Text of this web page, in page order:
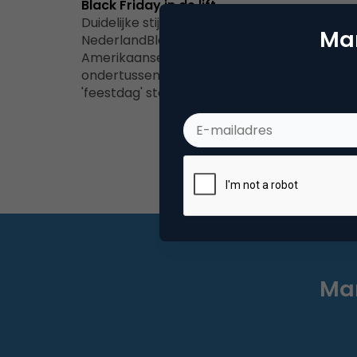
Black Friday in de lift
Duidelijke stijging in zoekresultaten
NederlandBlack Friday is een echte
Amerikaanse hype, maar we kunnen
ondertussen niet meer ontkennen dat de
'feestdag' steeds…